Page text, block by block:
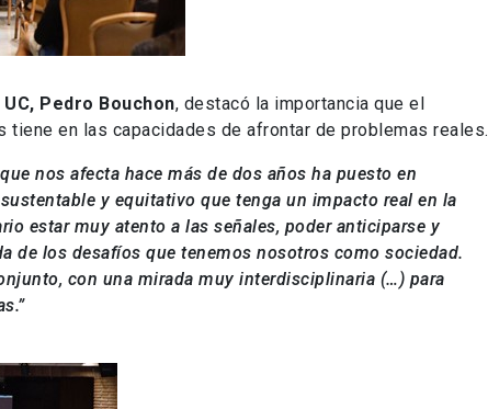
Pedro Bouchon, destacó la importancia que el
en las capacidades de afrontar de problemas reales.
nos afecta hace más de dos años ha puesto en
y equitativo que tenga un impacto real en la
estar muy atento a las señales, poder anticiparse y
de los desafíos que tenemos nosotros como sociedad.
con una mirada muy interdisciplinaria (…) para